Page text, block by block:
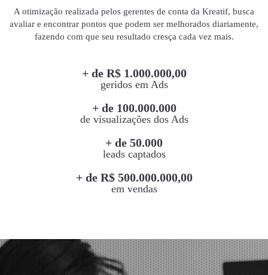
A otimização realizada pelos gerentes de conta da Kreatif, busca
avaliar e encontrar pontos que podem ser melhorados diariamente,
fazendo com que seu resultado cresça cada vez mais.
+ de R$ 1.000.000,00
geridos em Ads
+ de 100.000.000
de visualizações dos Ads
+ de 50.000
leads captados
+ de R$ 500.000.000,00
em vendas